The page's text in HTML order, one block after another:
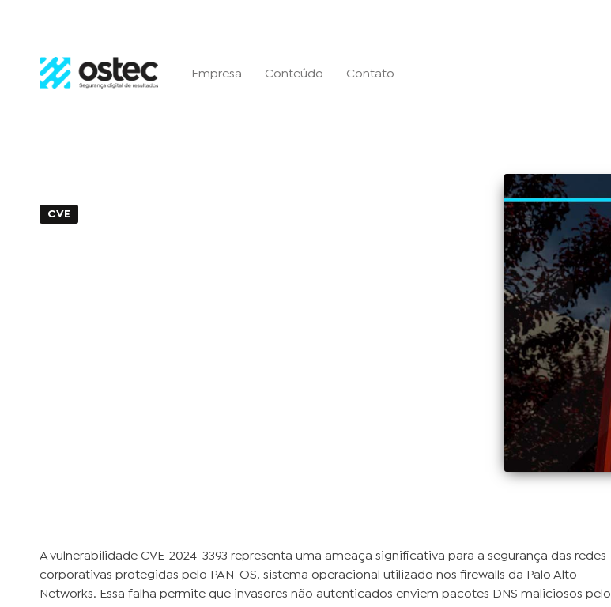
Empresa Conteúdo Contato
CVE
A vulnerabilidade CVE-2024-3393 representa uma ameaça significativa para a segurança das redes
corporativas protegidas pelo PAN-OS, sistema operacional utilizado nos firewalls da Palo Alto
Networks. Essa falha permite que invasores não autenticados enviem pacotes DNS maliciosos pelo